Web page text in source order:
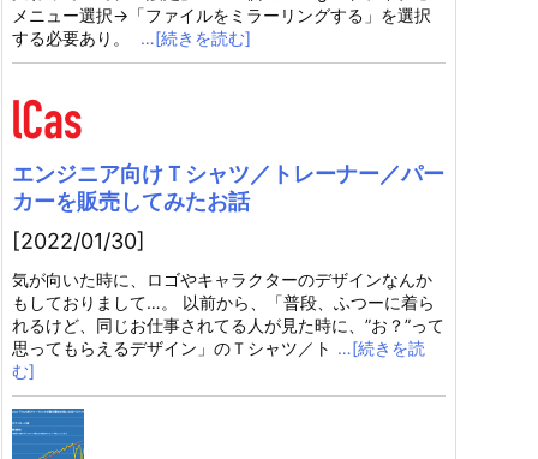
メニュー選択→「ファイルをミラーリングする」を選択
する必要あり。
…[続きを読む]
エンジニア向けＴシャツ／トレーナー／パー
カーを販売してみたお話
[2022/01/30]
気が向いた時に、ロゴやキャラクターのデザインなんか
もしておりまして…。 以前から、「普段、ふつーに着ら
れるけど、同じお仕事されてる人が見た時に、”お？”って
思ってもらえるデザイン」のＴシャツ／ト …[続きを読
む]